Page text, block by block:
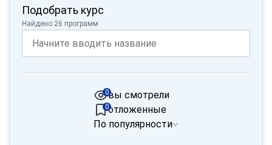
Подобрать курс
Найдено 26 программ
вы смотрели
0
отложенные
0
По популярности